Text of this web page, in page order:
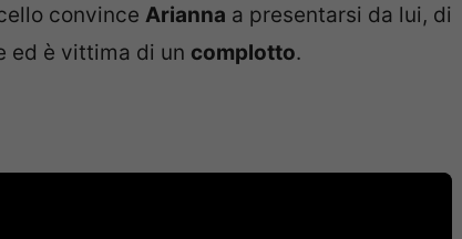
convince Arianna a presentarsi da lui, di
ed è vittima di un complotto.